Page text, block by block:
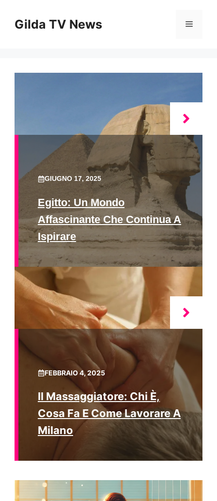
contenuto
Gilda TV News Menu
GIUGNO 17, 2025
Egitto: Un Mondo
Affascinante Che Continua A
Ispirare
FEBBRAIO 4, 2025
Il Massaggiatore: Chi È,
Cosa Fa E Come Lavorare A
Milano